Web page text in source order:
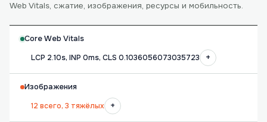
Web Vitals, сжатие, изображения, ресурсы и мобильность.
Core Web Vitals
LCP 2.10s, INP 0ms, CLS 0.1036056073035723
+
Изображения
12 всего, 3 тяжёлых
+